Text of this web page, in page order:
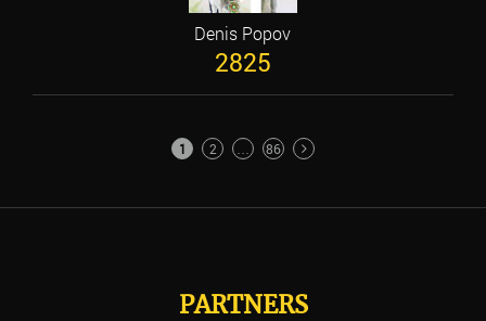
Denis Popov
2825
1 2 86
PARTNERS